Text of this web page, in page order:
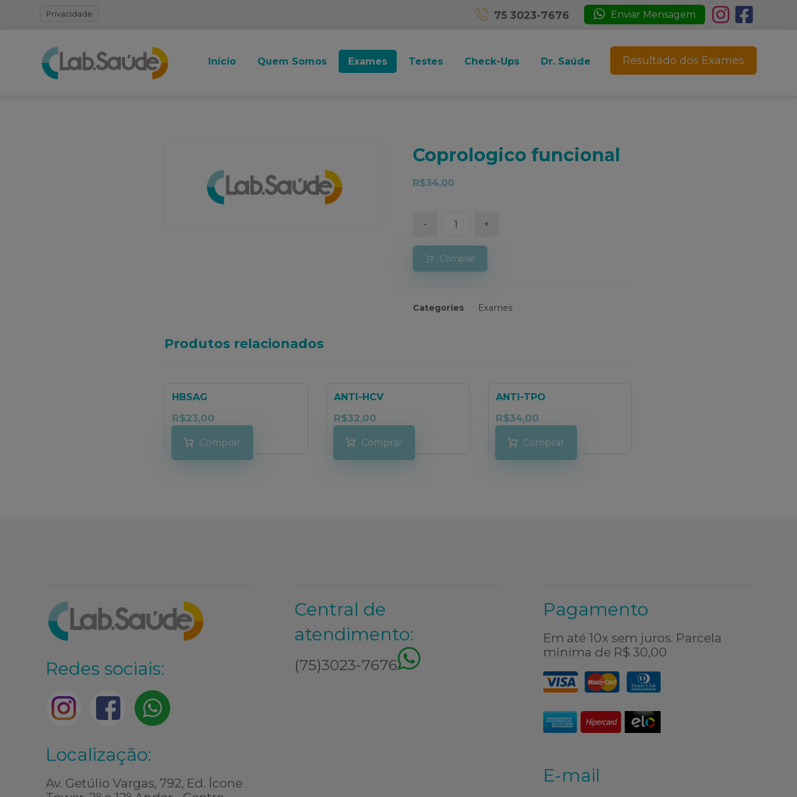
Privacidade Enviar Mensagem
75 3023-7676
Resultado dos Exames
Início Quem Somos Exames Testes Check-Ups Dr. Saúde
Coprologico funcional
R$34,00
- +
Comprar
Categories Exames
Produtos relacionados
HBSAG
R$23,00
Comprar
ANTI-HCV
R$32,00
Comprar
ANTI-TPO
R$34,00
Comprar
Redes sociais:
Localização:
Av. Getúlio Vargas, 792, Ed. Ícone
Central de
atendimento:
(75)3023-7676
Pagamento
Em até 10x sem juros. Parcela
mínima de R$ 30,00
E-mail